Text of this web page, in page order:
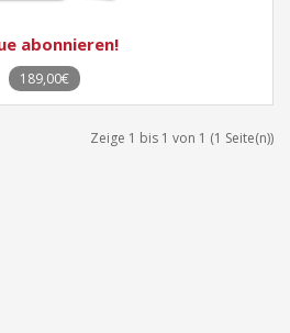
abonnieren!
189,00€
Zeige 1 bis 1 von 1 (1 Seite(n))